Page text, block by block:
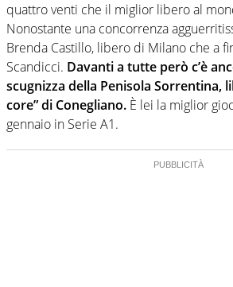
quattro venti che il miglior libero al
Nonostante una concorrenza
Brenda Castillo, libero di Milano che a
Scandicci. Davanti a tutte però c’è
scugnizza della Penisola Sorrentina,
core” di Conegliano. È lei la miglior
gennaio in Serie A1.